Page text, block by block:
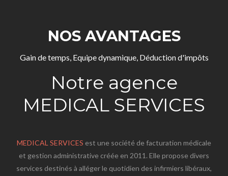
NOS AVANTAGES
Gain de temps, Equipe dynamique, Déduction d'impôts
Notre agence
MEDICAL SERVICES
MEDICAL SERVICES est une société de facturation médicale
et gestion administrative créée en 2011. Elle propose divers
services destinés à alléger le quotidien des infirmiers libéraux,